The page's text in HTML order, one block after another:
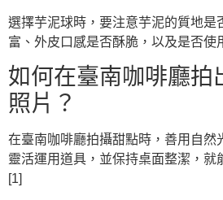
選擇芋泥球時，要注意芋泥的質地是
富、外皮口感是否酥脆，以及是否使
如何在臺南咖啡廳拍
照片？
在臺南咖啡廳拍攝甜點時，善用自然
靈活運用道具，並保持桌面整潔，就
[1]